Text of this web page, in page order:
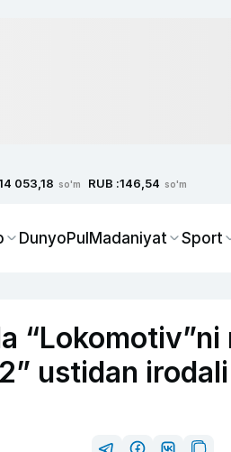
053,18 so'm RUB :146,54 so'm
DunyoPulMadaniyat Sport
“Lokomotiv”ni
ustidan